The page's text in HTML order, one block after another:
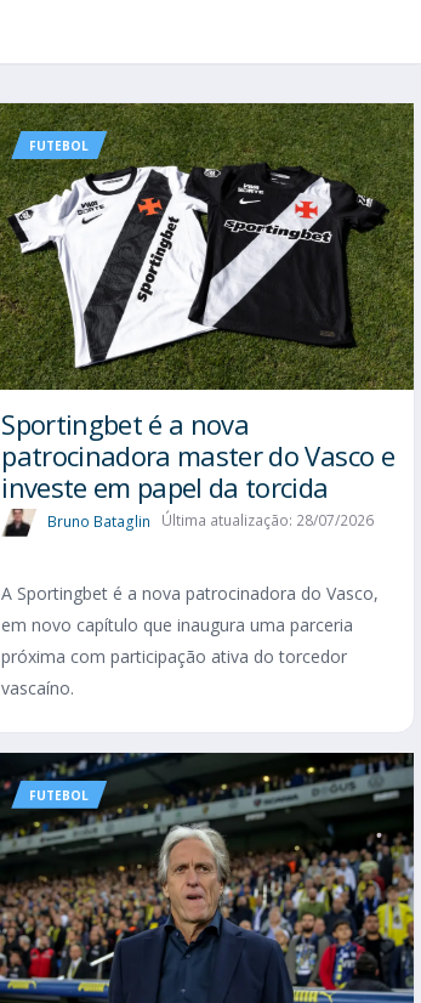
FUTEBOL
Sportingbet é a nova
patrocinadora master do Vasco e
investe em papel da torcida
Bruno Bataglin Última atualização: 28/07/2026
A Sportingbet é a nova patrocinadora do Vasco,
em novo capítulo que inaugura uma parceria
próxima com participação ativa do torcedor
vascaíno.
FUTEBOL